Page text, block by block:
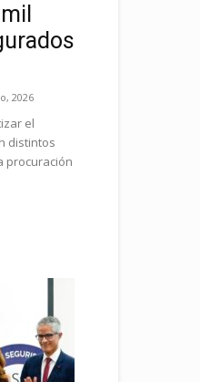
2026
el
distintos
procuración